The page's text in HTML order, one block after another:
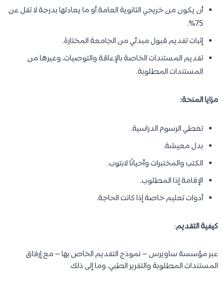
أن يكون من خريجي الثانوية العامة أو ما يعادلها بدرجة لا تقل عن
75%.
إثبات تقديم قبول مبدئي من الجامعة المختارة.
تقديم المستندات الخاصة بالإعاقة والتوصيات، وغيرها من
المستندات المطلوبة.
مزايا المنحة:
تغطي الرسوم الدراسية.
بدل معيشة.
الكتب والمختبرات وأحيانًا لابتوب.
الإقامة إذا المطلوب.
أدوات تعليم خاصة إذا كانت الحاجة.
كيفية التقديم:
عبر مؤسسة ساويرس – نموذج التقديم الخاص بها – مع إرفاق
المستندات المطلوبة والتقرير الطبي، وما إلى ذلك.